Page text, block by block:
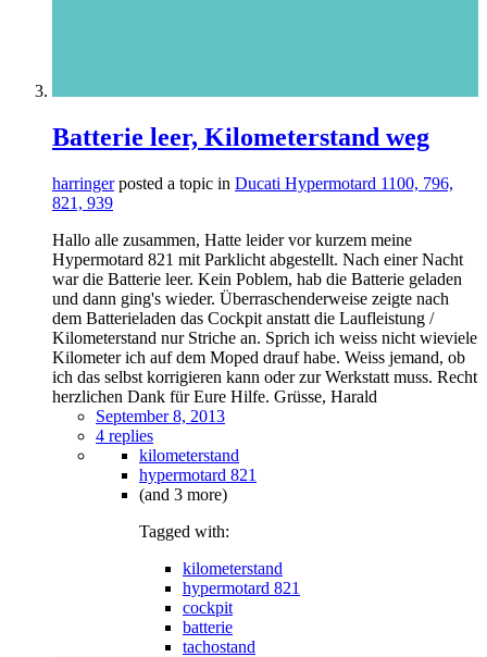
Batterie leer, Kilometerstand weg
harringerposted a topic in Ducati Hypermotard 1100, 796,
821, 939
Hallo alle zusammen, Hatte leider vor kurzem meine
Hypermotard 821 mit Parklicht abgestellt. Nach einer Nacht
war die Batterie leer. Kein Poblem, hab die Batterie geladen
und dann ging's wieder. Überraschenderweise zeigte nach
dem Batterieladen das Cockpit anstatt die Laufleistung /
Kilometerstand nur Striche an. Sprich ich weiss nicht wieviele
Kilometer ich auf dem Moped drauf habe. Weiss jemand, ob
ich das selbst korrigieren kann oder zur Werkstatt muss. Recht
herzlichen Dank für Eure Hilfe. Grüsse, Harald
September 8, 2013
4 replies
kilometerstand
hypermotard 821
(and 3 more)
Tagged with:
kilometerstand
hypermotard 821
cockpit
batterie
tachostand